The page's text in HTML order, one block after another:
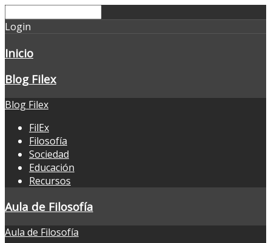
Login
Inicio
Blog Filex
Blog Filex
FilEx
Filosofía
Sociedad
Educación
Recursos
Aula de Filosofía
Aula de Filosofía